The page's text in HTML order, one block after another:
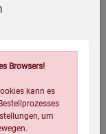
/ 100 g / MHD
Browsers!
kann es
um